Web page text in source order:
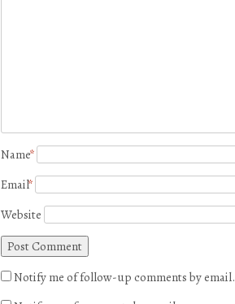
Name*
Email*
Website
Notify me of follow-up comments by email.